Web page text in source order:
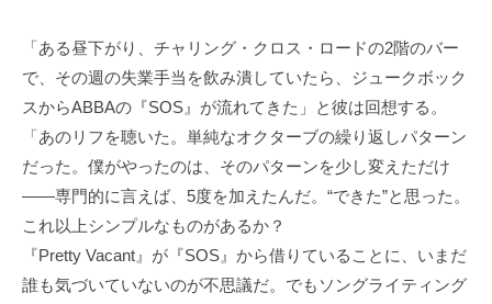
「ある昼下がり、チャリング・クロス・ロードの2階のバー
で、その週の失業手当を飲み潰していたら、ジュークボック
スからABBAの『SOS』が流れてきた」と彼は回想する。
「あのリフを聴いた。単純なオクターブの繰り返しパターン
だった。僕がやったのは、そのパターンを少し変えただけ
――専門的に言えば、5度を加えたんだ。“できた”と思った。
これ以上シンプルなものがあるか？
『Pretty Vacant』が『SOS』から借りていることに、いまだ
誰も気づいていないのが不思議だ。でもソングライティング